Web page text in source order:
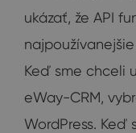
ukázať, že API
Keď sme chceli
eWay-CRM,
WordPress. Keď